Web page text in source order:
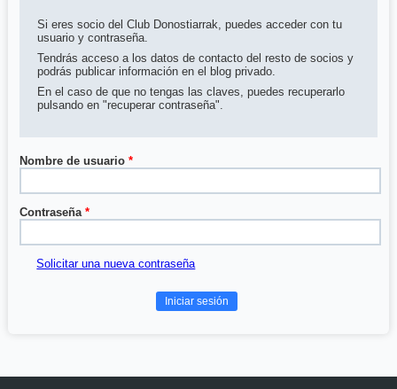
Si eres socio del Club Donostiarrak, puedes acceder con tu
usuario y contraseña.
Tendrás acceso a los datos de contacto del resto de socios y
podrás publicar información en el blog privado.
En el caso de que no tengas las claves, puedes recuperarlo
pulsando en "recuperar contraseña".
Nombre de usuario *
Contraseña *
Solicitar una nueva contraseña